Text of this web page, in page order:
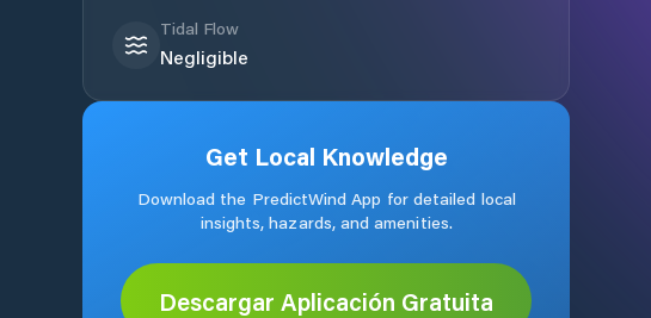
Tidal Flow
Negligible
Get Local Knowledge
Download the PredictWind App for detailed local
insights, hazards, and amenities.
Descargar Aplicación Gratuita